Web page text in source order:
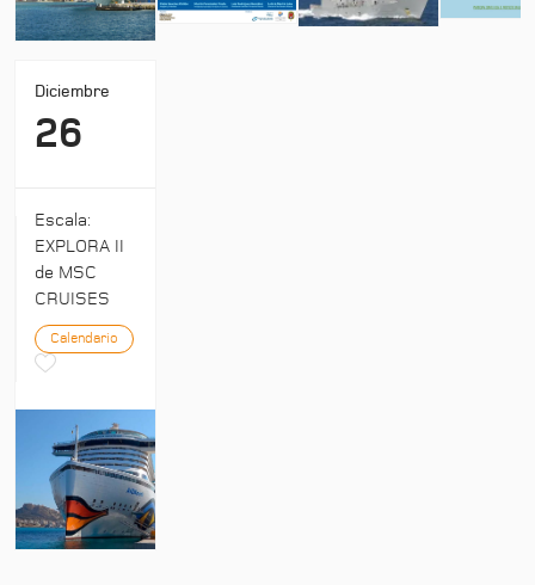
Diciembre
26
Escala:
EXPLORA II
de MSC
CRUISES
Calendario